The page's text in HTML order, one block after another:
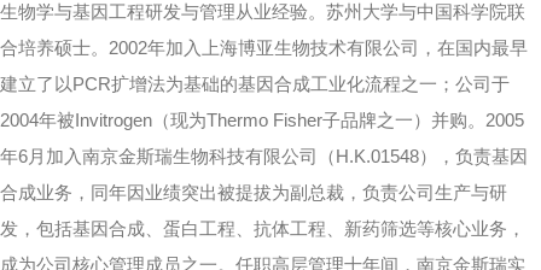
生物学与基因工程研发与管理从业经验。苏州大学与中国科学院联
合培养硕士。2002年加入上海博亚生物技术有限公司，在国内最早
建立了以PCR扩增法为基础的基因合成工业化流程之一；公司于
2004年被Invitrogen（现为Thermo Fisher子品牌之一）并购。2005
年6月加入南京金斯瑞生物科技有限公司（H.K.01548），负责基因
合成业务，同年因业绩突出被提拔为副总裁，负责公司生产与研
发，包括基因合成、蛋白工程、抗体工程、新药筛选等核心业务，
成为公司核心管理成员之一。任职高层管理十年间，南京金斯瑞实